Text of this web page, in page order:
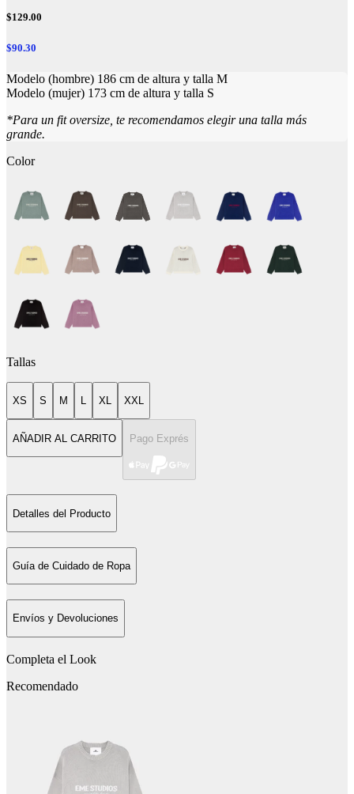
$129.00
$90.30
Modelo (hombre) 186 cm de altura y talla M
Modelo (mujer) 173 cm de altura y talla S
*Para un fit oversize, te recomendamos elegir una talla más
grande.
Color
Tallas
XS S M L XL XXL
AÑADIR AL CARRITO Pago Exprés
Detalles del Producto
Guía de Cuidado de Ropa
Envíos y Devoluciones
Completa el Look
Recomendado